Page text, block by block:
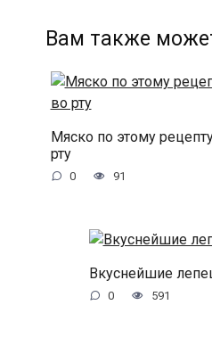
Вам также
Мяско по этому
рту
0 91
Вкуснейшие
0 591